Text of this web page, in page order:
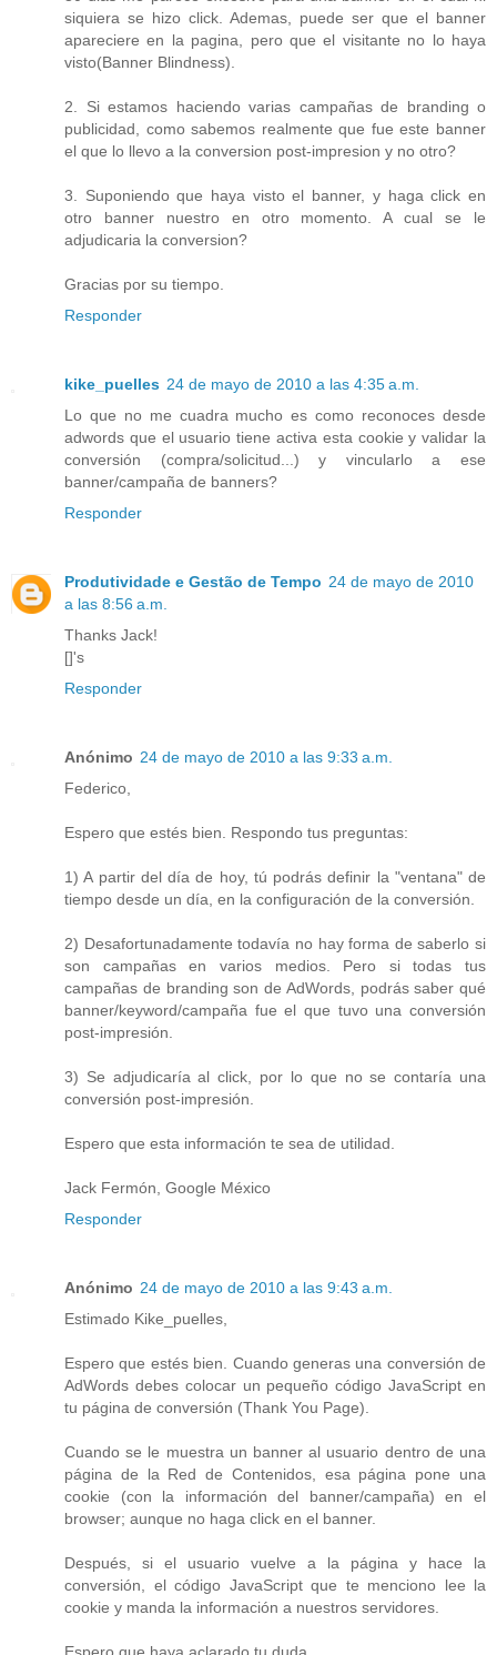
siquiera se hizo click. Ademas, puede ser que el banner
apareciere en la pagina, pero que el visitante no lo haya
visto(Banner Blindness).
2. Si estamos haciendo varias campañas de branding o
publicidad, como sabemos realmente que fue este banner
el que lo llevo a la conversion post-impresion y no otro?
3. Suponiendo que haya visto el banner, y haga click en
otro banner nuestro en otro momento. A cual se le
adjudicaria la conversion?
Gracias por su tiempo.
Responder
kike_puelles 24 de mayo de 2010 a las 4:35 a.m.
Lo que no me cuadra mucho es como reconoces desde
adwords que el usuario tiene activa esta cookie y validar la
conversión (compra/solicitud...) y vincularlo a ese
banner/campaña de banners?
Responder
Produtividade e Gestão de Tempo 24 de mayo de 2010
a las 8:56 a.m.
Thanks Jack!
[]'s
Responder
Anónimo 24 de mayo de 2010 a las 9:33 a.m.
Federico,
Espero que estés bien. Respondo tus preguntas:
1) A partir del día de hoy, tú podrás definir la "ventana" de
tiempo desde un día, en la configuración de la conversión.
2) Desafortunadamente todavía no hay forma de saberlo si
son campañas en varios medios. Pero si todas tus
campañas de branding son de AdWords, podrás saber qué
banner/keyword/campaña fue el que tuvo una conversión
post-impresión.
3) Se adjudicaría al click, por lo que no se contaría una
conversión post-impresión.
Espero que esta información te sea de utilidad.
Jack Fermón, Google México
Responder
Anónimo 24 de mayo de 2010 a las 9:43 a.m.
Estimado Kike_puelles,
Espero que estés bien. Cuando generas una conversión de
AdWords debes colocar un pequeño código JavaScript en
tu página de conversión (Thank You Page).
Cuando se le muestra un banner al usuario dentro de una
página de la Red de Contenidos, esa página pone una
cookie (con la información del banner/campaña) en el
browser; aunque no haga click en el banner.
Después, si el usuario vuelve a la página y hace la
conversión, el código JavaScript que te menciono lee la
cookie y manda la información a nuestros servidores.